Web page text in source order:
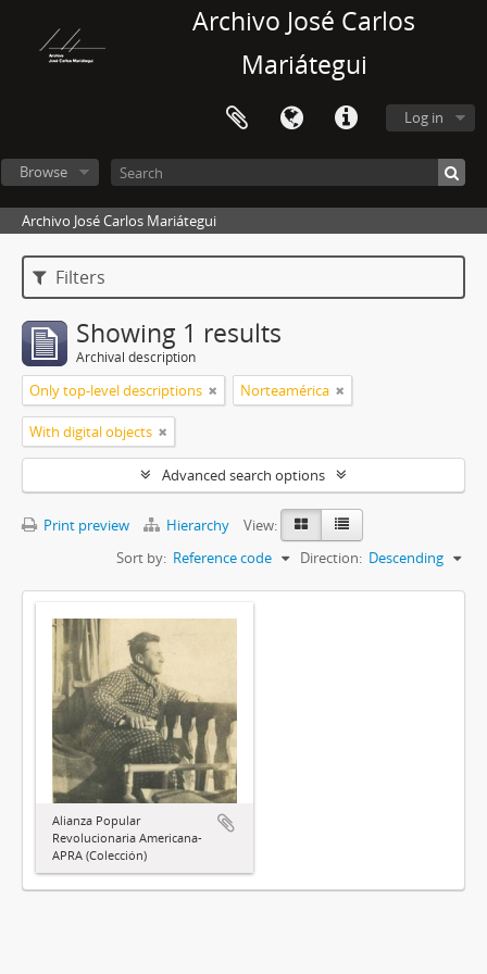
Archivo José Carlos
Mariátegui
Log in
Browse
Archivo José Carlos Mariátegui
Filters
Showing 1 results
Archival description
Only top-level descriptions Norteamérica
With digital objects
Advanced search options
Print preview Hierarchy
View:
Sort by: Reference code Direction: Descending
Alianza Popular
Revolucionaria Americana-
APRA (Colección)